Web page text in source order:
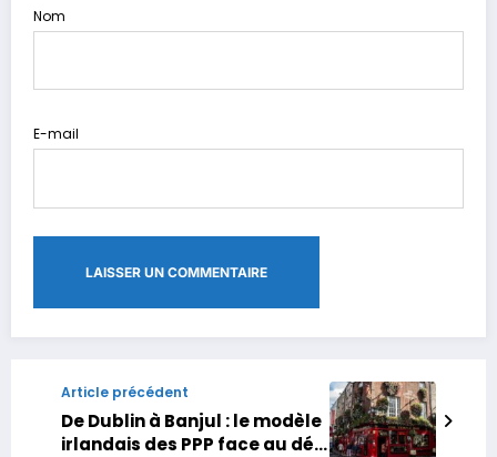
Nom
E-mail
Article précédent
De Dublin à Banjul : le modèle
irlandais des PPP face au défi